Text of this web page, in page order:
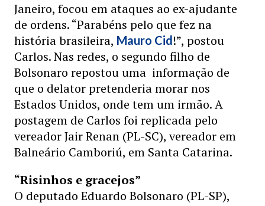
Janeiro, focou em ataques ao ex-ajudante
de ordens. “Parabéns pelo que fez na
história brasileira, Mauro Cid!”, postou
Carlos. Nas redes, o segundo filho de
Bolsonaro repostou uma informação de
que o delator pretenderia morar nos
Estados Unidos, onde tem um irmão. A
postagem de Carlos foi replicada pelo
vereador Jair Renan (PL-SC), vereador em
Balneário Camboriú, em Santa Catarina.
“Risinhos e gracejos”
O deputado Eduardo Bolsonaro (PL-SP),